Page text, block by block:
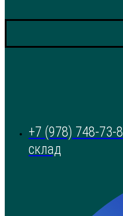
+7 (978) 748-73-
склад